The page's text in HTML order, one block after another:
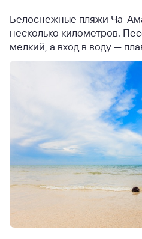
Белоснежные пляжи Ча-
несколько километров.
мелкий, а вход в воду —